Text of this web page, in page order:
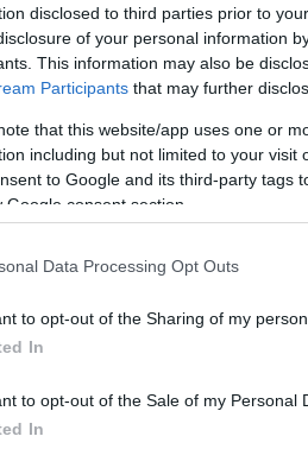
disclosed to third parties prior to
of your personal information
This information may also be
Participants that may further
that this website/app uses one or
including but not limited to your
to Google and its third-party tags
Google consent section.
Data Processing Opt Outs
to opt-out of the Sharing of my
In
to opt-out of the Sale of my Personal
In
focipályák, de a